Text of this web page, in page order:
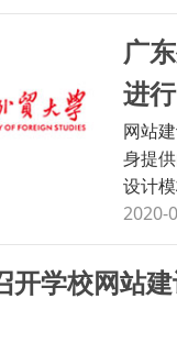
广
进
网站
身提
设计
2020-
开学校网站